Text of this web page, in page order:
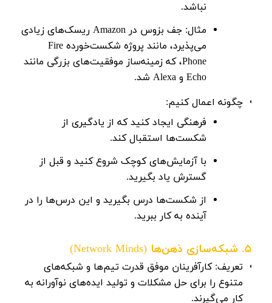
نباشد.
مثال: جف بزوس
در Amazon ریسک‌های زیادی
می‌پذیرد، مانند پروژه شکست‌خورده Fire
Phone، که زمینه‌ساز موفقیت‌های بزرگی مانند
Echo و Alexa شد.
چگونه اعمال کنیم:
فرهنگی ایجاد کنید که از یادگیری از
شکست‌ها استقبال کند.
با آزمایش‌های کوچک شروع کنید و قبل از
گسترش یاد بگیرید.
از شکست‌ها درس بگیرید و این درس‌ها را در
آینده به کار ببرید.
5. شبکه‌سازی ذهن‌ها (Network Minds)
تعریف: کارآفرینان موفق قدرت تیم‌ها و شبکه‌های
متنوع را برای حل مشکلات و تولید ایده‌های نوآورانه به
کار می‌گیرند.